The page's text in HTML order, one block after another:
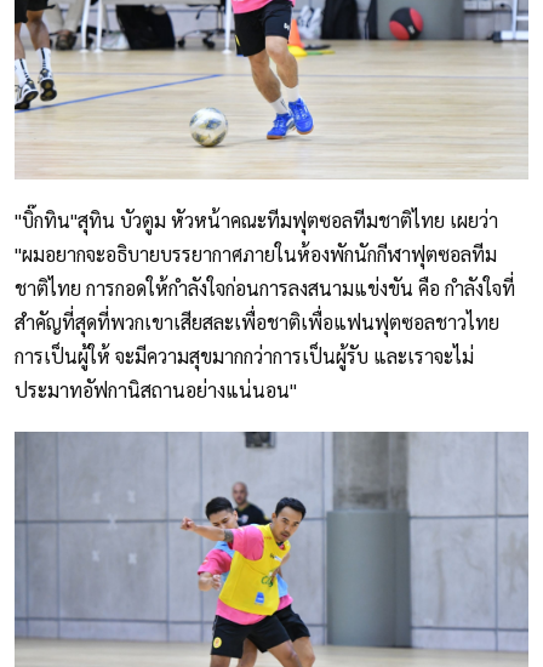
"บิ๊กทิน"สุทิน บัวตูม หัวหน้าคณะทีมฟุตซอลทีมชาติไทย เผยว่า
"ผมอยากจะอธิบายบรรยากาศภายในห้องพักนักกีฬาฟุตซอลทีม
ชาติไทย การกอดให้กำลังใจก่อนการลงสนามแข่งขัน คือ กำลังใจที่
สำคัญที่สุดที่พวกเขาเสียสละเพื่อชาติเพื่อแฟนฟุตซอลชาวไทย
การเป็นผู้ให้ จะมีความสุขมากกว่าการเป็นผู้รับ และเราจะไม่
ประมาทอัฟกานิสถานอย่างแน่นอน"